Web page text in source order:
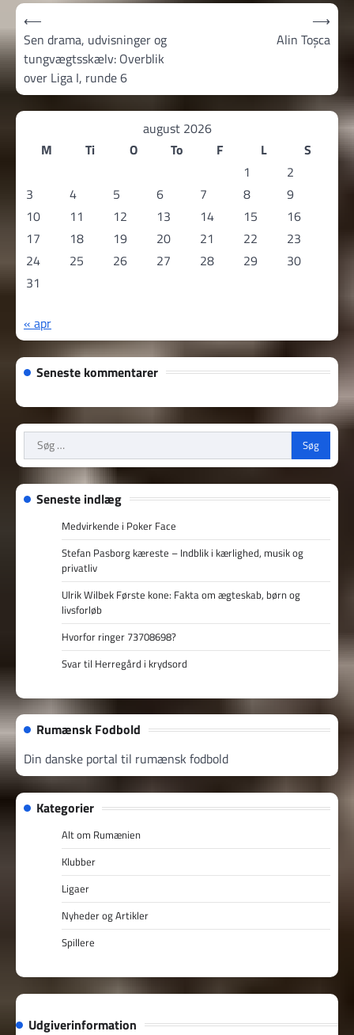
Indlægsnavigation
⟵
Sen drama, udvisninger og
tungvægtsskælv: Overblik
over Liga I, runde 6
Alin Toșca
⟶
august 2026
M
Ti O To F L
S
1
2
3
4 5 6 7 8
9
10
11 12 13 14 15
16
17
18 19 20 21 22
23
24
25 26 27 28 29
30
31
« apr
Seneste kommentarer
Søg
efter:
Seneste indlæg
Medvirkende i Poker Face
Stefan Pasborg kæreste – Indblik i kærlighed, musik og
privatliv
Ulrik Wilbek Første kone: Fakta om ægteskab, børn og
livsforløb
Hvorfor ringer 73708698?
Svar til Herregård i krydsord
Rumænsk Fodbold
Din danske portal til rumænsk fodbold
Kategorier
Alt om Rumænien
Klubber
Ligaer
Nyheder og Artikler
Spillere
Udgiverinformation